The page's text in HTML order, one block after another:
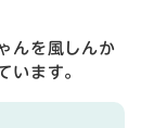
んを風しんか
います。